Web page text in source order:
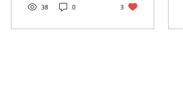
como si fueran la final
respuesta está en una
38 0 3